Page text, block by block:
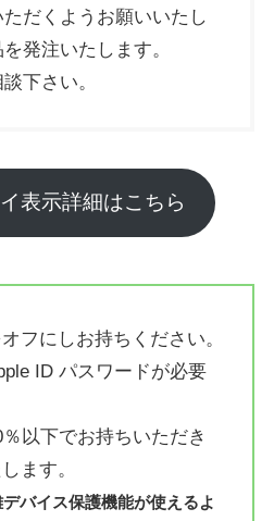
だくようお願いいたし
発注いたします。
下さい。
表示詳細はこちら
フにしお持ちください。
ID パスワードが必要
以下でお持ちいただき
ます。
バイス保護機能が使えるよ